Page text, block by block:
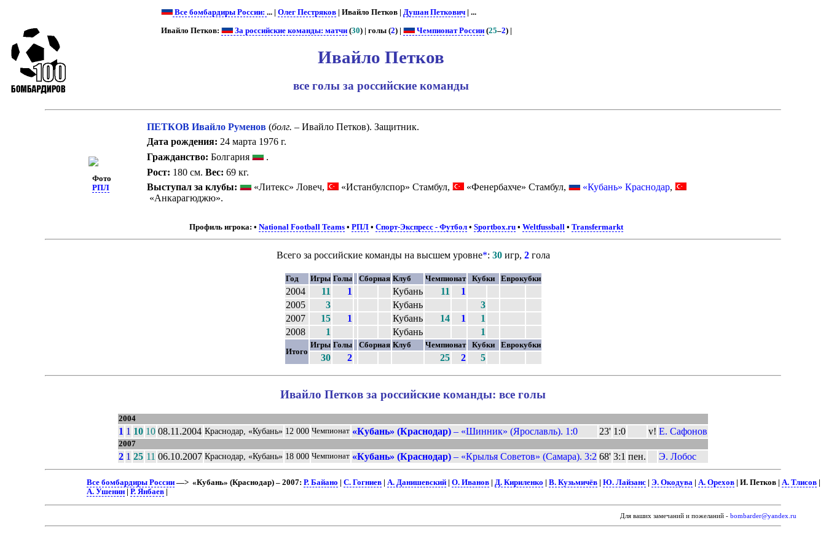
Все бомбардиры России:... |Олег Пестряков | Ивайло Петков |Душан Петкович | ...
Ивайло Петков: За российские команды: матчи (30) | голы (2) | Чемпионат России (25–2) |
Ивайло Петков
все голы за российские команды
Фото
РПЛ
ПЕТКОВ Ивайло Руменов (болг. – Ивайло Петков). Защитник.
Дата рождения: 24 марта 1976 г.
Гражданство: Болгария
.
Рост: 180 см. Вес: 69 кг.
Выступал за клубы:
«Литекс» Ловеч, «Истанбулспор» Стамбул, «Фенербахче» Стамбул, «Кубань» Краснодар,
«Анкарагюджю».
Профиль игрока: •National Football Teams •РПЛ •Спорт-Экспресс - Футбол •Sportbox.ru •Weltfussball •Transfermarkt
Всего за российские команды на высшем уровне*: 30игр, 2гола
Год Игры Голы Сборная Клуб Чемпионат Кубки Еврокубки
2004 11 1 Кубань 11
1
2005
3 Кубань
3
2007
15 1 Кубань 14 1
1
2008
1 Кубань 1
Итого
Игры Голы Сборная Клуб Чемпионат Кубки Еврокубки
30 2 25 2 5
Ивайло Петков за российские команды: все голы
2004
1 1 10 10 08.11.2004 Краснодар, «Кубань» 12 000 Чемпионат «Кубань» (Краснодар) – «Шинник» (Ярославль). 1:0 23' 1:0 v! Е. Сафонов
2007
2 1 25 11 06.10.2007 Краснодар, «Кубань» 18 000 Чемпионат «Кубань» (Краснодар) – «Крылья Советов» (Самара). 3:2 68' 3:1 пен. Э. Лобос
Все бомбардиры России—> «Кубань» (Краснодар) – 2007: Р. Байано С. Гогниев| А. Данишевский| О. Иванов| Д. Кириленко В. Кузьмичёв| Ю. Лайзанс| Э. Окодува| А. Орехов| И. Петков | А. Тлисов|
А. Ушенин| Р. Янбаев|
Для ваших замечаний и пожеланий - bombarder@yandex.ru